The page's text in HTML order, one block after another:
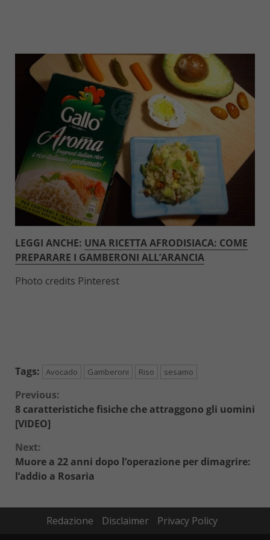
LEGGI ANCHE: UNA RICETTA AFRODISIACA: COME
PREPARARE I GAMBERONI ALL’ARANCIA
Photo credits Pinterest
Tags: Avocado Gamberoni Riso sesamo
Continue
Reading
Previous:
8 caratteristiche fisiche che attraggono gli uomini
[VIDEO]
Next:
Muore a 22 anni dopo l’operazione per dimagrire:
l’addio a Rosaria
Redazione Disclaimer Privacy Policy